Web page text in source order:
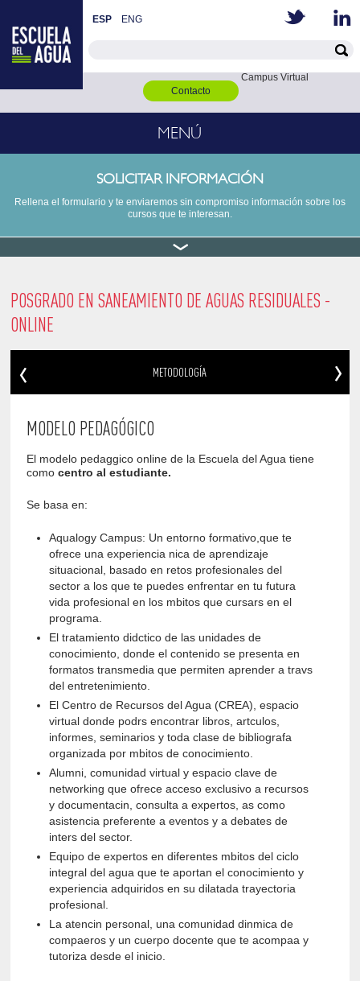
ESP ENG
Contacto
Campus Virtual
MENÚ
SOLICITAR INFORMACIÓN
Rellena el formulario y te enviaremos sin compromiso información sobre los
cursos que te interesan.
POSGRADO EN SANEAMIENTO DE AGUAS RESIDUALES -
ONLINE
METODOLOGÍA
MODELO PEDAGÓGICO
El modelo pedaggico online de la Escuela del Agua tiene
comocentro al estudiante.
Se basa en:
Aqualogy Campus: Un entorno formativo,que te
ofrece una experiencia nica de aprendizaje
situacional, basado en retos profesionales del
sector a los que te puedes enfrentar en tu futura
vida profesional en los mbitos que cursars en el
programa.
El tratamiento didctico de las unidades de
conocimiento, donde el contenido se presenta en
formatos transmedia que permiten aprender a travs
del entretenimiento.
El Centro de Recursos del Agua (CREA), espacio
virtual donde podrs encontrar libros, artculos,
informes, seminarios y toda clase de bibliografa
organizada por mbitos de conocimiento.
Alumni, comunidad virtual y espacio clave de
networking que ofrece acceso exclusivo a recursos
y documentacin, consulta a expertos, as como
asistencia preferente a eventos y a debates de
inters del sector.
Equipo de expertos en diferentes mbitos del ciclo
integral del agua que te aportan el conocimiento y
experiencia adquiridos en su dilatada trayectoria
profesional.
La atencin personal, una comunidad dinmica de
compaeros y un cuerpo docente que te acompaa y
tutoriza desde el inicio.